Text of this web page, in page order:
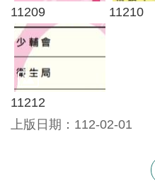
導
覽
市
政
信
箱
11209 11210
11212
上版日期：112-02-01